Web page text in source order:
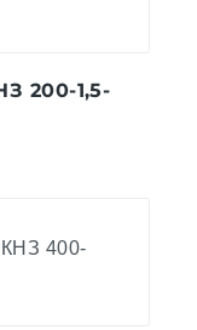
200-1,5-